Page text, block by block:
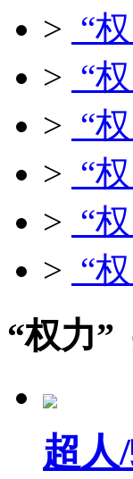
> “
> “
> “
> “
> “
> “
“权力”
超人